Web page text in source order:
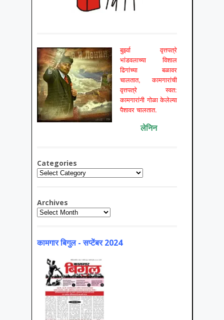
बुर्झ्वा वृत्तपत्रे
भांडवलाच्या विशाल
ढिगांच्या बळावर
चालतात, कामगारांची
वृत्तपत्रे स्वत:
कामगारांनी गोळा केलेल्या
पैशावर चालतात.
लेनिन
Categories
Categories
Archives
Archives
कामगार बिगुल - सप्टेंबर 2024